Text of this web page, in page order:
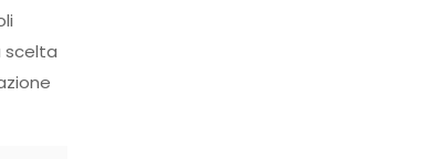
scelta